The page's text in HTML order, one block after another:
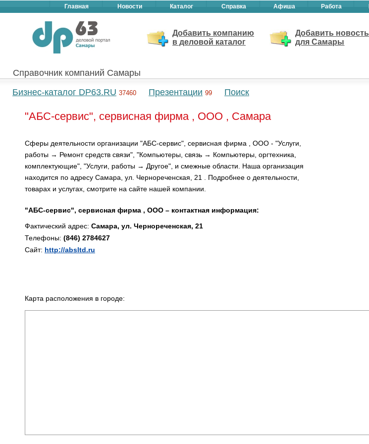
Главная Новости Каталог Справка Афиша Работа
Добавить компанию
в деловой каталог
Добавить новость
для Самары
Справочник компаний Самары
Бизнес-каталог DP63.RU 37460 Презентации 99 Поиск
"АБС-сервис", сервисная фирма , ООО , Самара
Сферы деятельности организации "АБС-сервис", сервисная фирма , ООО - "Услуги,
работы → Ремонт средств связи", "Компьютеры, связь → Компьютеры, оргтехника,
комплектующие", "Услуги, работы → Другое", и смежные области. Наша организация
находится по адресу Самара, ул. Чернореченская, 21 . Подробнее о деятельности,
товарах и услугах, смотрите на сайте нашей компании.
"АБС-сервис", сервисная фирма , ООО – контактная информация:
Фактический адрес: Самара, ул. Чернореченская, 21
Телефоны: (846) 2784627
Сайт: http://absltd.ru
Карта расположения в городе: